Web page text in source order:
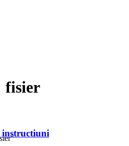
fisier
instructiuni